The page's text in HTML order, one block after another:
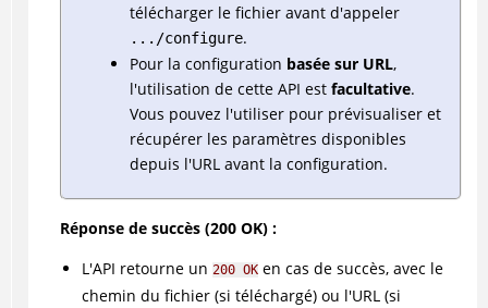
télécharger le fichier avant d'appeler
.../configure.
Pour la configuration basée sur URL,
l'utilisation de cette API est facultative.
Vous pouvez l'utiliser pour prévisualiser et
récupérer les paramètres disponibles
depuis l'URL avant la configuration.
Réponse de succès (200 OK) :
L'API retourne un 200 OKen cas de succès, avec le
chemin du fichier (si téléchargé) ou l'URL (si